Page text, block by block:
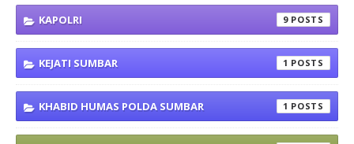
KAPOLRI 9
KEJATI SUMBAR 1
KHABID HUMAS POLDA SUMBAR 1